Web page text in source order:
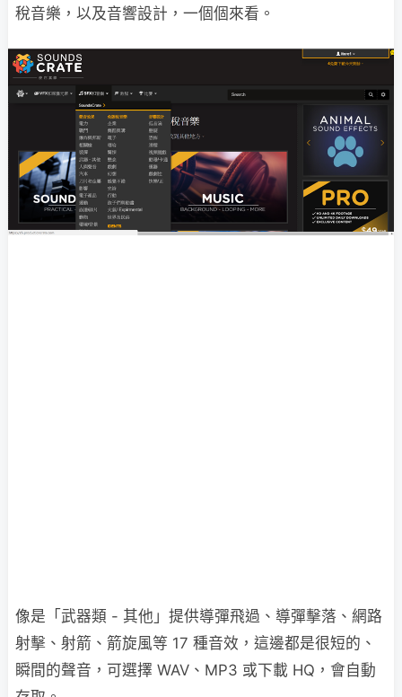
稅音樂，以及音響設計，一個個來看。
像是「武器類 - 其他」提供導彈飛過、導彈擊落、網路
射擊、射箭、箭旋風等 17 種音效，這邊都是很短的、
瞬間的聲音，可選擇 WAV、MP3 或下載 HQ，會自動